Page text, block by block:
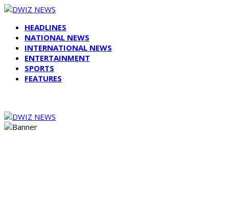
HEADLINES
NATIONAL NEWS
INTERNATIONAL NEWS
ENTERTAINMENT
SPORTS
FEATURES